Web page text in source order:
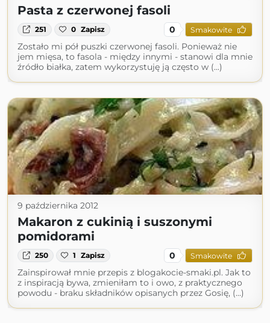
Pasta z czerwonej fasoli
251 0 Zapisz 0 Smakowite
Zostało mi pół puszki czerwonej fasoli. Ponieważ nie
jem mięsa, to fasola - między innymi - stanowi dla mnie
źródło białka, zatem wykorzystuję ją często w (...)
9 października 2012
Makaron z cukinią i suszonymi
pomidorami
250 1 Zapisz 0 Smakowite
Zainspirował mnie przepis z blogakocie-smaki.pl. Jak to
z inspiracją bywa, zmieniłam to i owo, z praktycznego
powodu - braku składników opisanych przez Gosię, (...)